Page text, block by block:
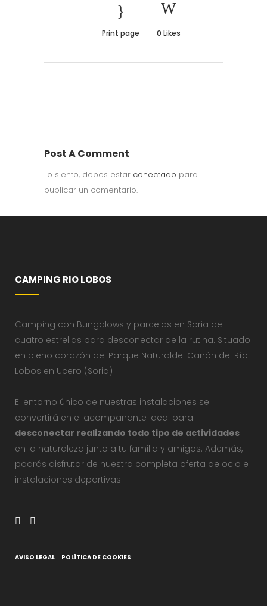
Print page 0 Likes
Post A Comment
Lo siento, debes estar conectado para
publicar un comentario.
CAMPING RIO LOBOS
Camping con Bungalows y parcelas en Soria de
cuatro estrellas para desconectar de la rutina. Situado
en pleno corazón del Parque Naturaldel Cañón del Río
Lobos en Ucero (Soria)
El entorno único de nuestras instalaciones se
convertirá en el acompañante ideal para
desconectar realizando todo tipo de actividades
en la naturaleza junto a tu familia y amigos. Además,
podrás disfrutar de nuestra completa oferta de ocio e
instalaciones deportivas.
AVISO LEGAL POLÍTICA DE COOKIES